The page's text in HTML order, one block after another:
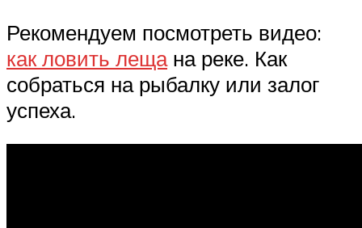
Рекомендуем посмотреть видео:
как ловить лещана реке. Как
собраться на рыбалку или залог
успеха.